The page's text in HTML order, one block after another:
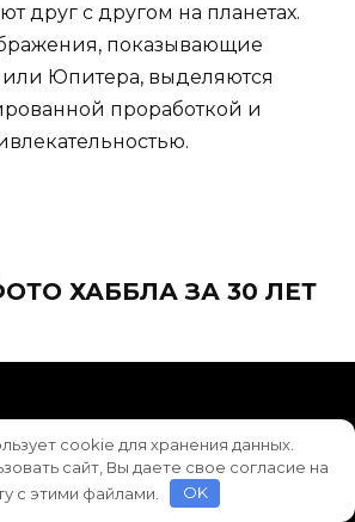
друг с другом на планетах.
показывающие
или Юпитера, выделяются
проработкой и
ХАББЛА ЗА 30 ЛЕТ
cookie для хранения данных.
сайт, Вы даете свое согласие на
с этими файлами.
OK